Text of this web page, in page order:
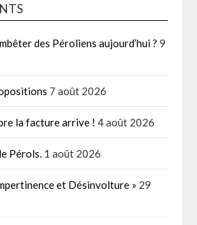
des Péroliens aujourd’hui ? 9
7 août 2026
la facture arrive ! 4 août 2026
Pérols. 1 août 2026
et Désinvolture » 29